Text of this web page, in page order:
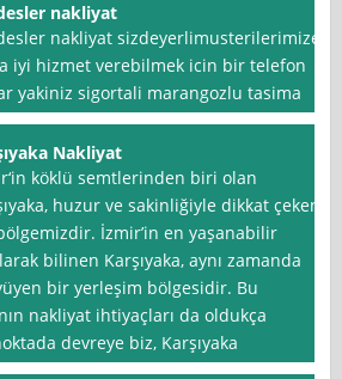
nakliyat
nakliyat sizdeyerlimusterilerimize
iyi hizmet verebilmek icin bir telefon
yakiniz sigortali marangozlu tasima
Nakliyat
köklü semtlerinden biri olan
huzur ve sakinliğiyle dikkat çeken
İzmir’in en yaşanabilir
bilinen Karşıyaka, aynı zamanda
bir yerleşim bölgesidir. Bu
nakliyat ihtiyaçları da oldukça
devreye biz, Karşıyaka